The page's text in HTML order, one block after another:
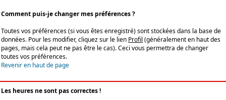
Comment puis-je changer mes préférences ?
Toutes vos préférences (si vous êtes enregistré) sont stockées dans la base de
données. Pour les modifier, cliquez sur le lien Profil (généralement en haut des
pages, mais cela peut ne pas être le cas). Ceci vous permettra de changer
toutes vos préférences.
Revenir en haut de page
Les heures ne sont pas correctes !